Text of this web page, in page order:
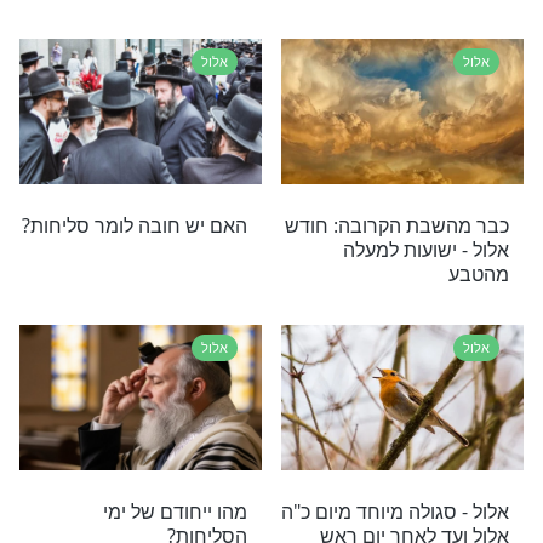
אלול מהקבלה זה הסוד: תהילים וחודש אלול
לסגולתם
ימי חודש אלול?
אלו פרקי התהילים שכדאי
לכם להגיד בחודש אלול